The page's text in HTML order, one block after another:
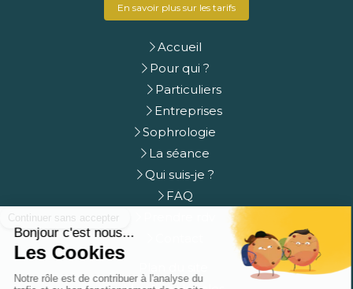
En savoir plus sur les tarifs
Accueil
Pour qui ?
Particuliers
Entreprises
Sophrologie
La séance
Qui suis-je ?
FAQ